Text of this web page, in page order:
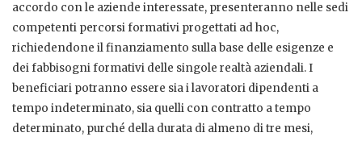
accordo con le aziende interessate, presenteranno nelle sedi
competenti percorsi formativi progettati ad hoc,
richiedendone il finanziamento sulla base delle esigenze e
dei fabbisogni formativi delle singole realtà aziendali. I
beneficiari potranno essere sia i lavoratori dipendenti a
tempo indeterminato, sia quelli con contratto a tempo
determinato, purché della durata di almeno di tre mesi,